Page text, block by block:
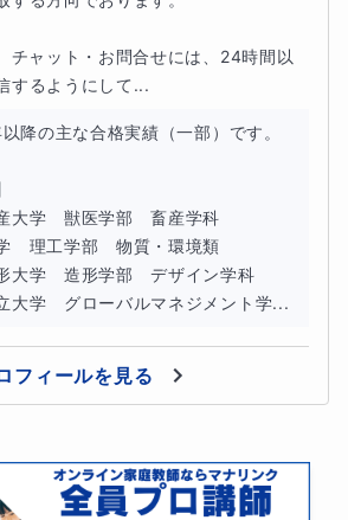
チャット・お問合せには、24時間以
するようにして...
降の主な合格実績（一部）です。
大学　獣医学部　畜産学科
　理工学部　物質・環境類
大学　造形学部　デザイン学科
大学　グローバルマネジメント学...
フィールを見る